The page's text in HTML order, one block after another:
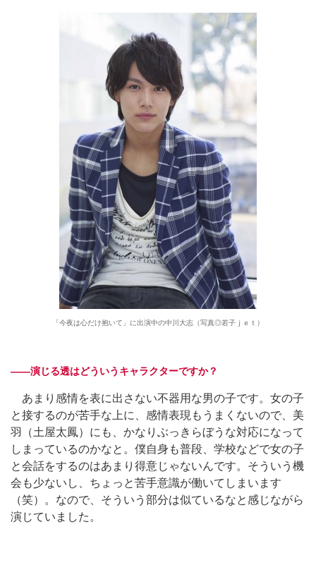
「今夜は心だけ抱いて」に出演中の中川大志（写真◎若子ｊｅｔ）
――演じる透はどういうキャラクターですか？
あまり感情を表に出さない不器用な男の子です。女の子
と接するのが苦手な上に、感情表現もうまくないので、美
羽（土屋太鳳）にも、かなりぶっきらぼうな対応になって
しまっているのかなと。僕自身も普段、学校などで女の子
と会話をするのはあまり得意じゃないんです。そういう機
会も少ないし、ちょっと苦手意識が働いてしまいます
（笑）。なので、そういう部分は似ているなと感じながら
演じていました。